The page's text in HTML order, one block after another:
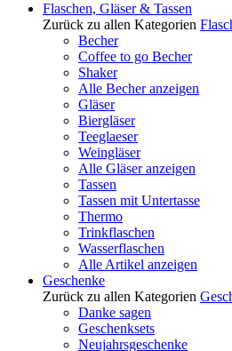
Flaschen, Gläser & Tassen
Zurück zu allen Kategorien
Becher
Coffee to go Becher
Shaker
Alle Becher anzeigen
Gläser
Biergläser
Teeglaeser
Weingläser
Alle Gläser anzeigen
Tassen
Tassen mit Untertasse
Thermo
Trinkflaschen
Wasserflaschen
Alle Artikel anzeigen
Geschenke
Zurück zu allen Kategorien
Danke sagen
Geschenksets
Neujahrsgeschenke